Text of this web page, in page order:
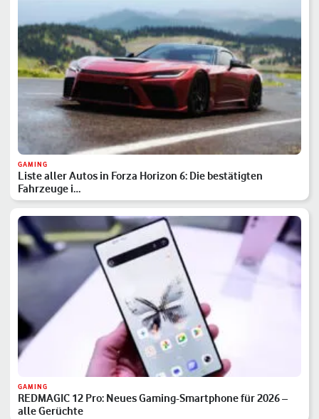
GAMING
Liste aller Autos in Forza Horizon 6: Die bestätigten
Fahrzeuge i…
GAMING
REDMAGIC 12 Pro: Neues Gaming-Smartphone für 2026 –
alle Gerüchte